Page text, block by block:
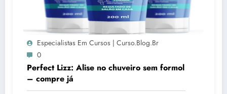
Especialistas Em Cursos | Curso.blog.br
0
Perfect Lizz: Alise no chuveiro sem formol
– compre já